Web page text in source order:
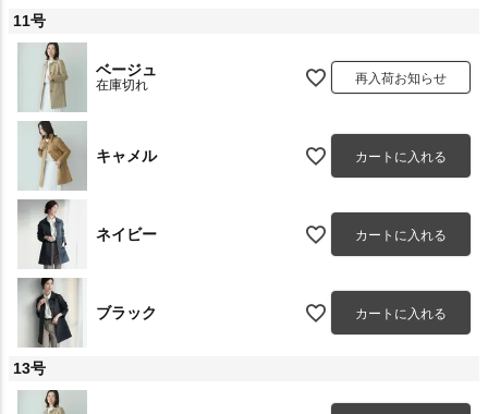
11号
ベージュ
在庫切れ 再入荷お知らせ
キャメル カートに入れる
ネイビー カートに入れる
ブラック カートに入れる
13号